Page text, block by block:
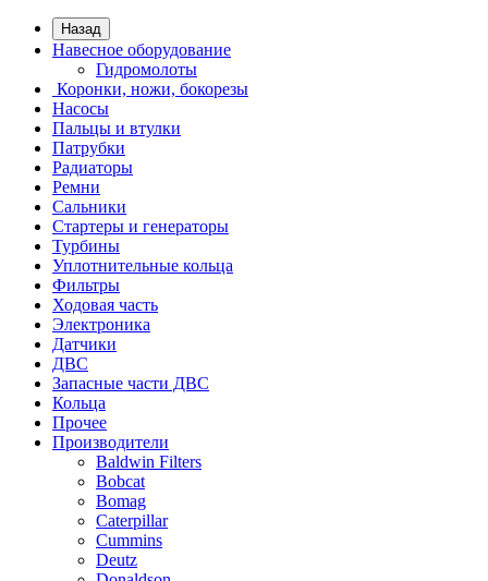
Назад
Навесное оборудование
Гидромолоты
Коронки, ножи, бокорезы
Насосы
Пальцы и втулки
Патрубки
Радиаторы
Ремни
Сальники
Стартеры и генераторы
Турбины
Уплотнительные кольца
Фильтры
Ходовая часть
Электроника
Датчики
ДВС
Запасные части ДВС
Кольца
Прочее
Производители
Baldwin Filters
Bobcat
Bomag
Caterpillar
Cummins
Deutz